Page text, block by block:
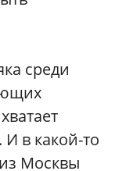
среди
в какой-то
Москвы